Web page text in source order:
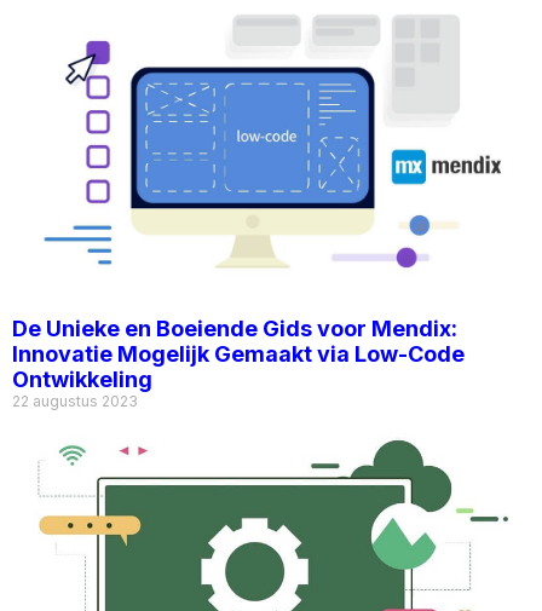
De Unieke en Boeiende Gids voor Mendix:
Innovatie Mogelijk Gemaakt via Low-Code
Ontwikkeling
22 augustus 2023